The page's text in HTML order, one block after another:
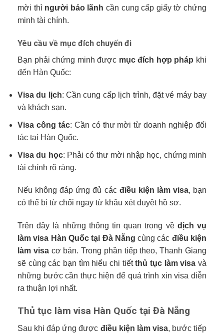
mời thì người bảo lãnh cần cung cấp giấy tờ chứng
minh tài chính.
Yêu cầu về mục đích chuyến đi
Bạn phải chứng minh được mục đích hợp pháp khi
đến Hàn Quốc:
Visa du lịch: Cần cung cấp lịch trình, đặt vé máy bay
và khách sạn.
Visa công tác: Cần có thư mời từ doanh nghiệp đối
tác tại Hàn Quốc.
Visa du học: Phải có thư mời nhập học, chứng minh
tài chính rõ ràng.
Nếu không đáp ứng đủ các điều kiện làm visa, bạn
có thể bị từ chối ngay từ khâu xét duyệt hồ sơ.
Trên đây là những thông tin quan trọng về dịch vụ
làm visa Hàn Quốc tại Đà Nẵng cùng các điều kiện
làm visacơ bản. Trong phần tiếp theo, Thanh Giang
sẽ cùng các bạn tìm hiểu chi tiếtthủ tục làm visa và
những bước cần thực hiện để quá trình xin visa diễn
ra thuận lợi nhất.
Thủ tục làm visa Hàn Quốc tại Đà Nẵng
Sau khi đáp ứng được điều kiện làm visa, bước tiếp